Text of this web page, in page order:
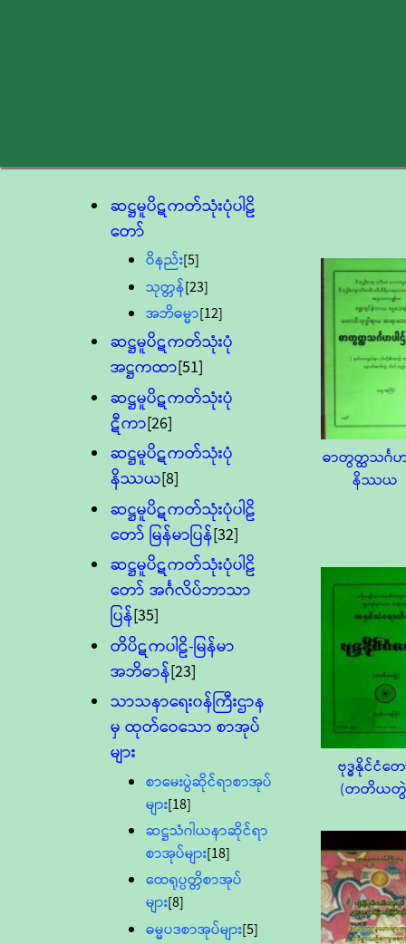
ဆဋ္ဌမူပိဋကတ်သုံးပုံပါဠိ
တော်
ဝိနည်း[5]
သုတ္တန်[23]
အဘိဓမ္မာ[12]
ဆဋ္ဌမူပိဋကတ်သုံးပုံ
အဋ္ဌကထာ[51]
ဆဋ္ဌမူပိဋကတ်သုံးပုံ
ဋီကာ[26]
ဆဋ္ဌမူပိဋကတ်သုံးပုံ
နိဿယ[8]
ဆဋ္ဌမူပိဋကတ်သုံးပုံပါဠိ
တော် မြန်မာပြန်[32]
ဆဋ္ဌမူပိဋကတ်သုံးပုံပါဠိ
တော် အင်္ဂလိပ်ဘာသာ
ပြန်[35]
တိပိဋကပါဠိ-မြန်မာ
အဘိဓာန်[23]
သာသနာရေး၀န်ကြီးဌာန
မှ ထုတ်ဝေသော စာအုပ်
များ
စာမေးပွဲဆိုင်ရာစာအုပ်
များ[18]
ဆဋ္ဌသံဂါယနာဆိုင်ရာ
စာအုပ်များ[18]
ထေရုပ္ပတ္တိစာအုပ်
များ[8]
ဓမ္မပဒစာအုပ်များ[5]
ဓာတွတ္ထသင်္ဂ
နိဿယ
ဗုဒ္ဓနိုင်ငံတ
(တတိယ